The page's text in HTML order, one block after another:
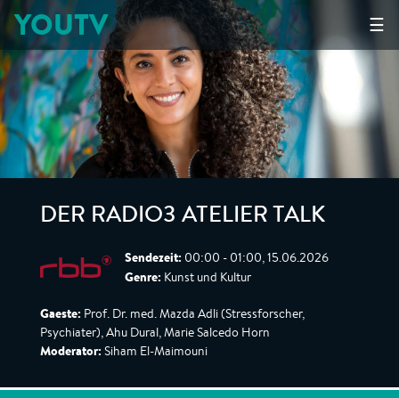
☰
YOUTV
DER RADIO3 ATELIER TALK
Sendezeit: 00:00 - 01:00, 15.06.2026
Genre: Kunst und Kultur
Gaeste: Prof. Dr. med. Mazda Adli (Stressforscher,
Psychiater), Ahu Dural, Marie Salcedo Horn
Moderator: Siham El-Maimouni